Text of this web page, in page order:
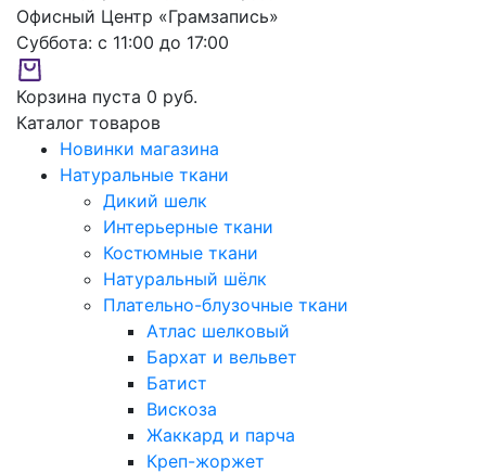
Офисный Центр «Грамзапись»
Суббота: с 11:00 до 17:00
Корзина пуста 0 руб.
Каталог товаров
Новинки магазина
Натуральные ткани
Дикий шелк
Интерьерные ткани
Костюмные ткани
Натуральный шёлк
Плательно-блузочные ткани
Атлас шелковый
Бархат и вельвет
Батист
Вискоза
Жаккард и парча
Креп-жоржет